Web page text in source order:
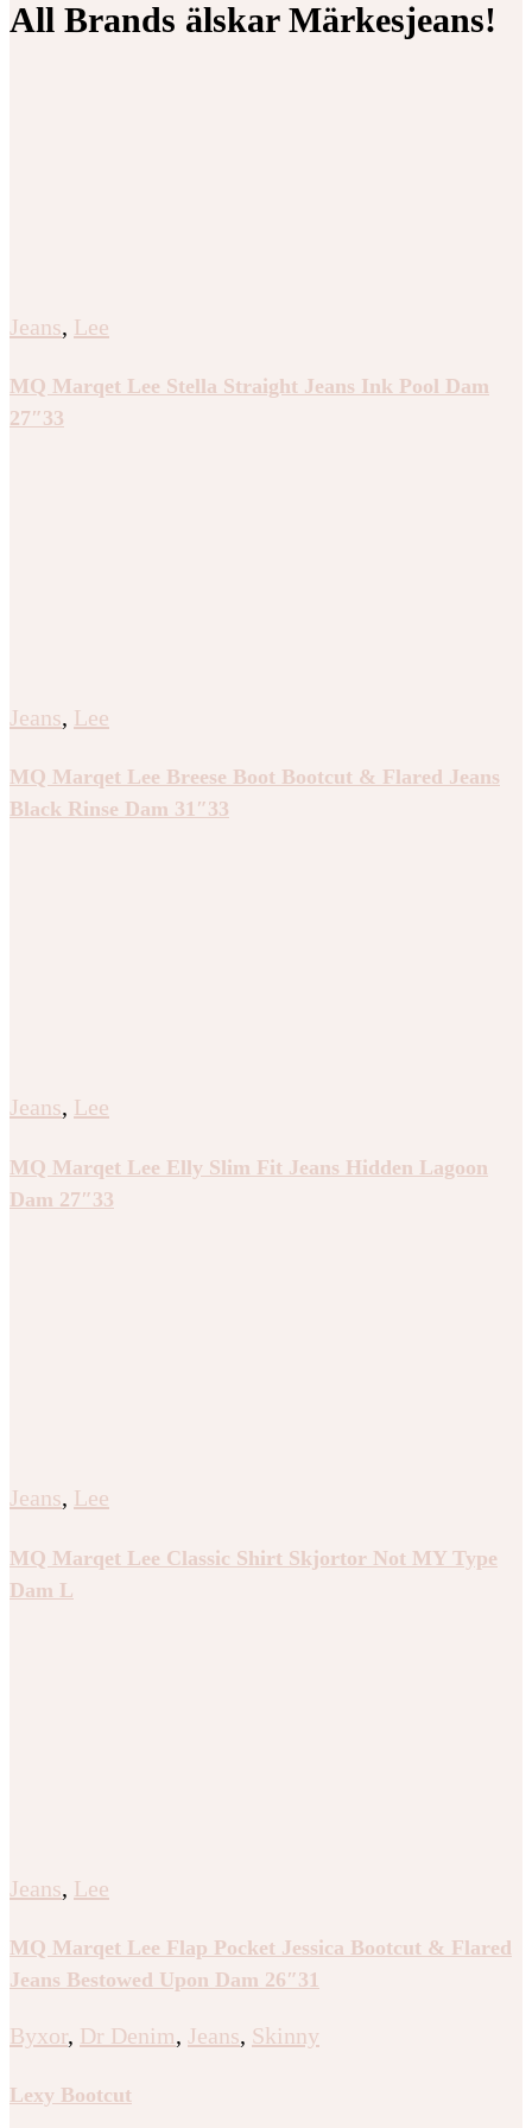
All Brands älskar Märkesjeans!
Jeans, Lee
MQ Marqet Lee Stella Straight Jeans Ink Pool Dam
27″33
Jeans, Lee
MQ Marqet Lee Breese Boot Bootcut & Flared Jeans
Black Rinse Dam 31″33
Jeans, Lee
MQ Marqet Lee Elly Slim Fit Jeans Hidden Lagoon
Dam 27″33
Jeans, Lee
MQ Marqet Lee Classic Shirt Skjortor Not MY Type
Dam L
Jeans, Lee
MQ Marqet Lee Flap Pocket Jessica Bootcut & Flared
Jeans Bestowed Upon Dam 26″31
Byxor, Dr Denim, Jeans, Skinny
Lexy Bootcut